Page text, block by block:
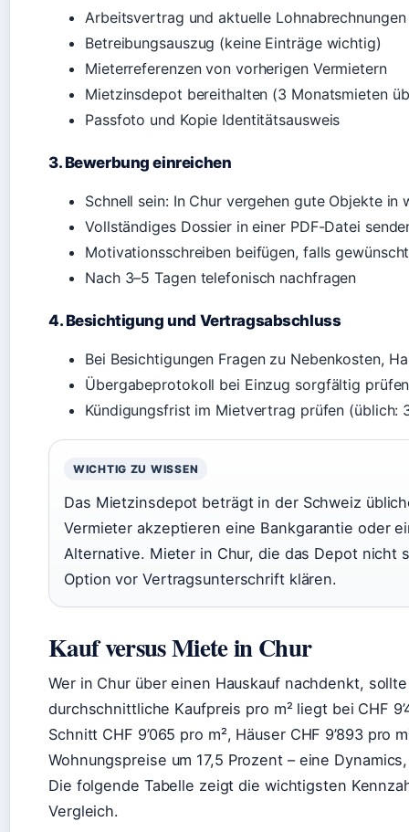
Arbeitsvertrag und aktuelle Lohnabrechnungen
Betreibungsauszug (keine Einträge wichtig)
Mieterreferenzen von vorherigen Vermietern
Mietzinsdepot bereithalten (3 Monatsmieten
Passfoto und Kopie Identitätsausweis
3. Bewerbung einreichen
Schnell sein: In Chur vergehen gute Objekte in
Vollständiges Dossier in einer PDF-Datei
Motivationsschreiben beifügen, falls gewünscht
Nach 3–5 Tagen telefonisch nachfragen
4. Besichtigung und Vertragsabschluss
Bei Besichtigungen Fragen zu Nebenkosten,
Übergabeprotokoll bei Einzug sorgfältig prüfen
Kündigungsfrist im Mietvertrag prüfen (üblich:
WICHTIG ZU WISSEN
Das Mietzinsdepot beträgt in der Schweiz
Vermieter akzeptieren eine Bankgarantie oder
Alternative. Mieter in Chur, die das Depot
Option vor Vertragsunterschrift klären.
Kauf versus Miete in Chur
Wer in Chur über einen Hauskauf nachdenkt,
durchschnittliche Kaufpreis pro m² liegt bei CHF
Schnitt CHF 9’065 pro m², Häuser CHF 9’893
Wohnungspreise um 17,5 Prozent – eine
Die folgende Tabelle zeigt die wichtigsten
Vergleich.